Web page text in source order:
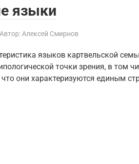
языки
Автор: Алексей Смирнов
языков картвельской
точки зрения, в том
они характеризуются единым